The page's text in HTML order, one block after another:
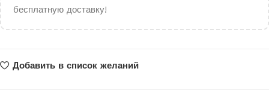
бесплатную доставку!
Добавить в список желаний